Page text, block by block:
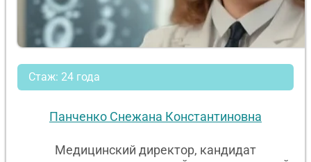
Стаж: 24 года
Панченко Снежана Константиновна
Медицинский директор, кандидат